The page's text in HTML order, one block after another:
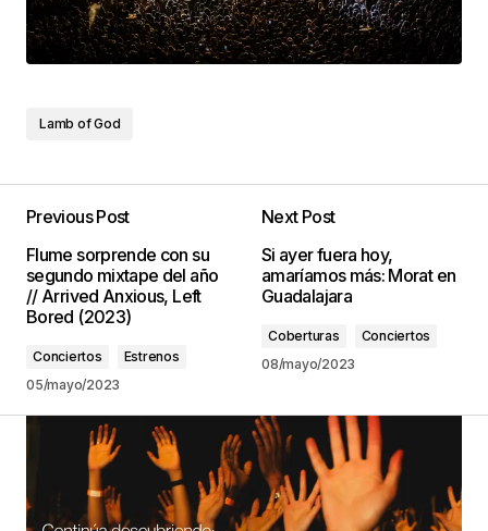
Lamb of God
Previous Post
Flume sorprende con su
segundo mixtape del año
// Arrived Anxious, Left
Bored (2023)
Conciertos
Estrenos
05/mayo/2023
Next Post
Si ayer fuera hoy,
amaríamos más: Morat en
Guadalajara
Coberturas
Conciertos
08/mayo/2023